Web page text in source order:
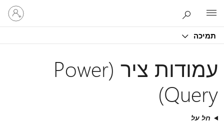
תמיכה
היכנס
לחשבון
שלך
עמודות ציר (Power
Query)
חל על